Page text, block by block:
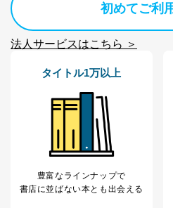
3
Aサービス利用者
ｅメール
ｅメール
採用応募者の方の
個人情報
採用選
当社の従業者の個
人情報
人事、
6
パートナー（提携
企業）からの委託
により当社の
定期購読サービス
購入商
た商品
ル等によ
サービ
初めてご利
法人サービスはこちら ＞
タイトル1万以上
豊富なラインナップで
書店に並ばない本とも出会える